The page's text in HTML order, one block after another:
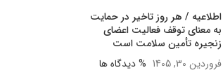
اطلاعیه / هر روز تاخیر در حمایت
به معنای توقف فعالیت اعضای
زنجیره تأمین سلامت است
فروردین 30, 1405
% دیدگاه ها